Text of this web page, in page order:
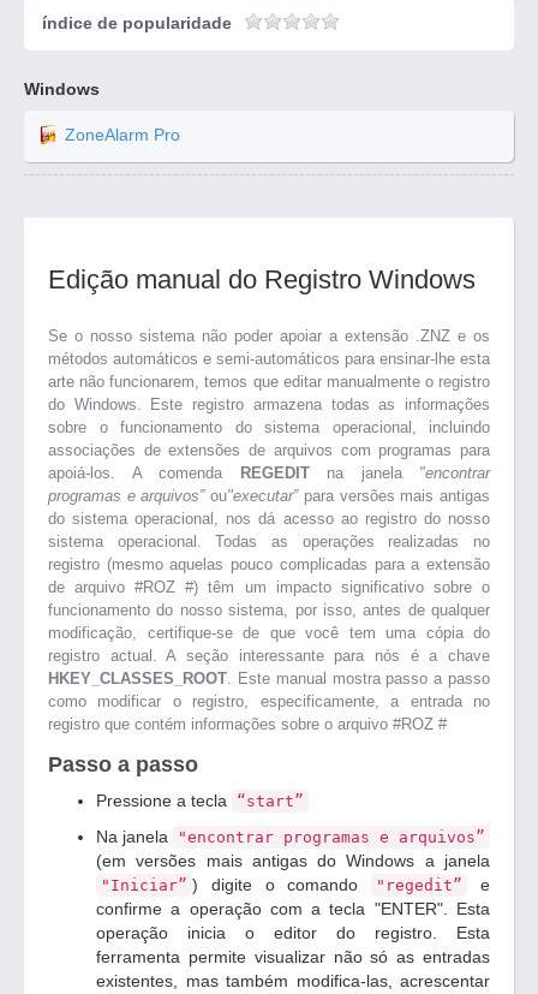
índice de popularidade
Windows
ZoneAlarm Pro
Edição manual do Registro Windows
Se o nosso sistema não poder apoiar a extensão .ZNZ e os
métodos automáticos e semi-automáticos para ensinar-lhe esta
arte não funcionarem, temos que editar manualmente o registro
do Windows. Este registro armazena todas as informações
sobre o funcionamento do sistema operacional, incluindo
associações de extensões de arquivos com programas para
apoiá-los. A comenda
REGEDITna janela "encontrar
programas e arquivos”ou"executar”para versões mais antigas
do sistema operacional, nos dá acesso ao registro do nosso
sistema operacional. Todas as operações realizadas no
registro (mesmo aquelas pouco complicadas para a extensão
de arquivo #ROZ #) têm um impacto significativo sobre o
funcionamento do nosso sistema, por isso, antes de qualquer
modificação, certifique-se de que você tem uma cópia do
registro actual. A seção interessante para nós é a chave
HKEY_CLASSES_ROOT. Este manual mostra passo a passo
como modificar o registro, especificamente, a entrada no
registro que contém informações sobre o arquivo #ROZ #
Passo a passo
Pressione a tecla “start”
Na janela "encontrar programas e arquivos”
(em versões mais antigas do Windows a janela
"Iniciar” ) digite o comando "regedit”
e
confirme a operação com a tecla "ENTER". Esta
operação inicia o editor do registro. Esta
ferramenta permite visualizar não só as entradas
existentes, mas também modifica-las, acrescentar